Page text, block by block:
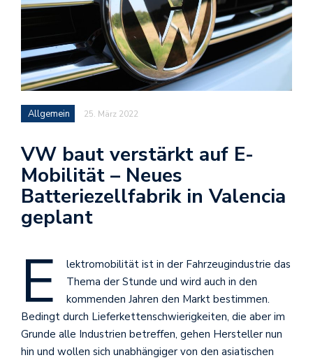
Allgemein 25. März 2022
VW baut verstärkt auf E-
Mobilität – Neues
Batteriezellfabrik in Valencia
geplant
E
lektromobilität ist in der Fahrzeugindustrie das
Thema der Stunde und wird auch in den
kommenden Jahren den Markt bestimmen.
Bedingt durch Lieferkettenschwierigkeiten, die aber im
Grunde alle Industrien betreffen, gehen Hersteller nun
hin und wollen sich unabhängiger von den asiatischen